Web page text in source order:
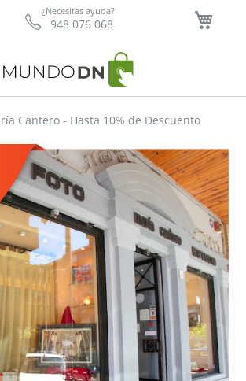
¿Necesitas ayuda?
948 076 068
Cantero - Hasta 10% de Descuento